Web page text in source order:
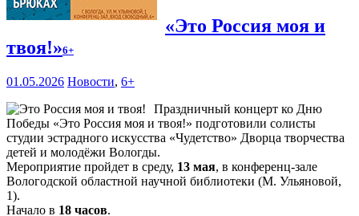
«Это Россия моя и
твоя!»6+
01.05.2026 Новости, 6+
Праздничный концерт ко Дню
Победы «Это Россия моя и твоя!» подготовили солисты
студии эстрадного искусства «Чудетство» Дворца творчества
детей и молодёжи Вологды.
Мероприятие пройдет в среду, 13 мая, в конференц-зале
Вологодской областной научной библиотеки (М. Ульяновой,
1).
Начало в 18 часов.